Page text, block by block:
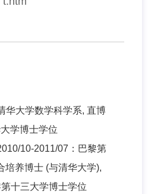
华大学数学科学系, 直博
学博士学位
10-2011/07：巴黎第
培养博士 (与清华大学),
十三大学博士学位